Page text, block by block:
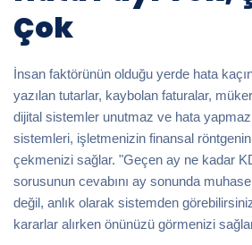
Çok
İnsan faktörünün olduğu yerde hata
yazılan tutarlar, kaybolan faturalar,
dijital sistemler unutmaz ve hata
sistemleri, işletmenizin finansal
çekmenizi sağlar. "Geçen ay ne kadar
sorusunun cevabını ay sonunda
değil, anlık olarak sistemden
kararlar alırken önünüzü görmenizi